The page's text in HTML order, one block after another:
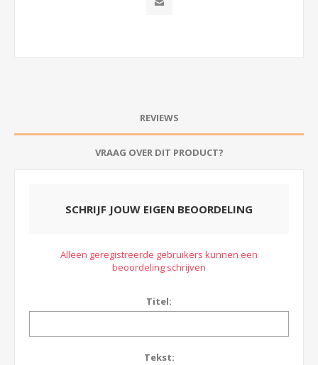
REVIEWS
VRAAG OVER DIT PRODUCT?
SCHRIJF JOUW EIGEN BEOORDELING
Alleen geregistreerde gebruikers kunnen een
beoordeling schrijven
Titel:
Tekst: